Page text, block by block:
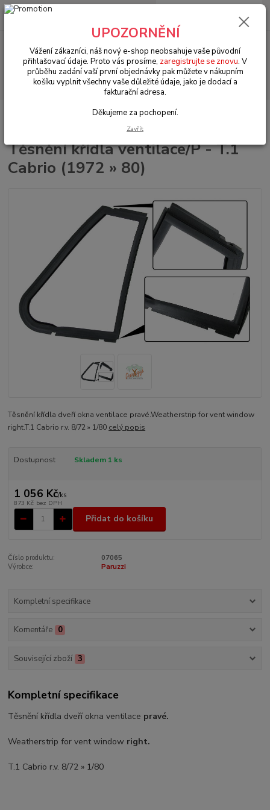
Menu
Hledat
+420 602 330 329
0 Kč
VW Brouk/Cabrio Typ 1
Okna & těsnění (Window & seals)
Těsnění křídla ventilace/P - T.1
Cabrio (1972 » 80)
Těsnění křídla dveří okna ventilace pravé.Weatherstrip for vent window
right.T.1 Cabrio r.v. 8/72 » 1/80 celý popis
Dostupnost Skladem 1 ks
1 056 Kč/ks
873 Kč bez DPH
Přidat do košíku
Číslo produktu:
07065
Výrobce:
Paruzzi
Kompletní specifikace
Komentáře 0
Související zboží 3
Kompletní specifikace
Těsnění křídla dveří okna ventilace pravé.
Weatherstrip for vent window right.
T.1 Cabrio r.v. 8/72 » 1/80
UPOZORNĚNÍ
Vážení zákazníci, náš nový e-shop neobsahuje vaše původní
přihlašovací údaje. Proto vás prosíme, zaregistrujte se znovu. V
průběhu zadání vaší první objednávky pak můžete v nákupním
košíku vyplnit všechny vaše důležité údaje, jako je dodací a
fakturační adresa.
Děkujeme za pochopení.
Zavřít